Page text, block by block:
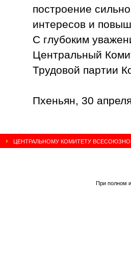
построение
интересов и
С глубоким
Центральный
Трудовой партии
Пхеньян, 30
ЦЕНТРАЛЬНОМУ КОМИТЕТУ
При полном